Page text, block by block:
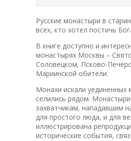
Русские монастыри в
всех, кто хотел постичь
В книге доступно и
монастырях Москвы –
Соловецком, Псково-
Мариинской обители.
Монахи искали уединенных
селились рядом.
захватчикам, нападавшим
для простого люда, и для
иллюстрирована
исторические события,